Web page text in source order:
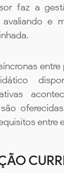
faz a
avaliando e
entre
entre